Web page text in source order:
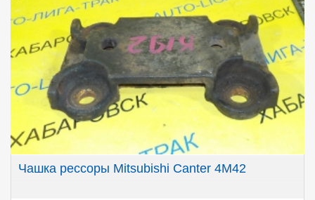
Чашка рессоры Mitsubishi Canter 4M42